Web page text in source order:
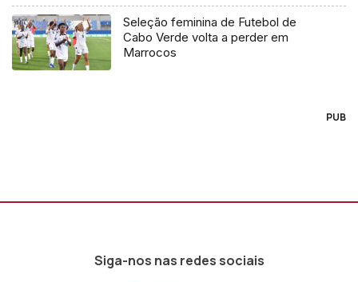
Seleção feminina de Futebol de
Cabo Verde volta a perder em
Marrocos
PUB
Siga-nos nas redes sociais